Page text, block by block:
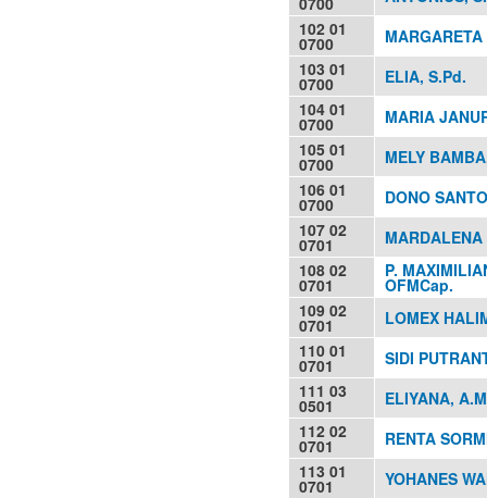
102 01
0700
103 01
0700
ELIA, S.Pd.
104 01
0700
MARIA
105 01
0700
MELY
106 01
0700
DONO
107 02
0701
MARDALENA
108 02
0701
P.
OFMCap.
109 02
0701
LOMEX
110 01
0701
SIDI
111 03
0501
ELIYANA,
112 02
0701
RENTA
113 01
0701
YOHANES